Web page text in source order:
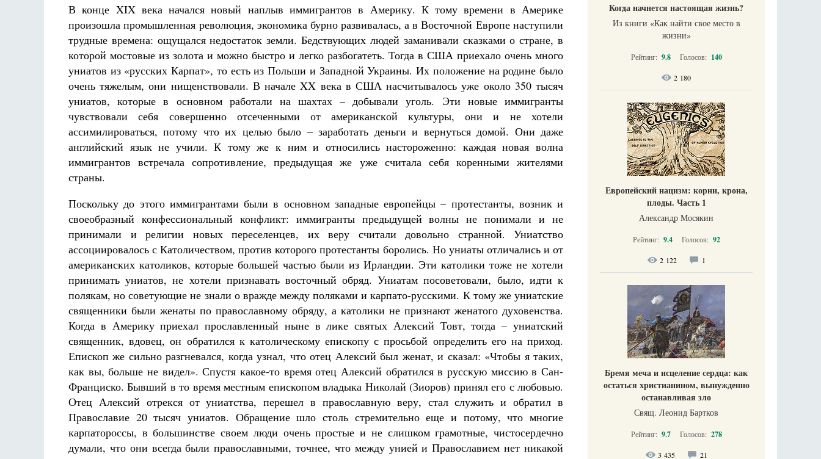
В конце XIX века начался новый наплыв иммигрантов в Америку. К тому времени в Америке
произошла промышленная революция, экономика бурно развивалась, а в Восточной Европе наступили
трудные времена: ощущался недостаток земли. Бедствующих людей заманивали сказками о стране, в
которой мостовые из золота и можно быстро и легко разбогатеть. Тогда в США приехало очень много
униатов из «русских Карпат», то есть из Польши и Западной Украины. Их положение на родине было
очень тяжелым, они нищенствовали. В начале XX века в США насчитывалось уже около 350 тысяч
униатов, которые в основном работали на шахтах – добывали уголь. Эти новые иммигранты
чувствовали себя совершенно отсеченными от американской культуры, они и не хотели
ассимилироваться, потому что их целью было – заработать деньги и вернуться домой. Они даже
английский язык не учили. К тому же к ним и относились настороженно: каждая новая волна
иммигрантов встречала сопротивление, предыдущая же уже считала себя коренными жителями
страны.
Поскольку до этого иммигрантами были в основном западные европейцы – протестанты, возник и
своеобразный конфессиональный конфликт: иммигранты предыдущей волны не понимали и не
принимали и религии новых переселенцев, их веру считали довольно странной. Униатство
ассоциировалось с Католичеством, против которого протестанты боролись. Но униаты отличались и от
американских католиков, которые большей частью были из Ирландии. Эти католики тоже не хотели
принимать униатов, не хотели признавать восточный обряд. Униатам посоветовали, было, идти к
полякам, но советующие не знали о вражде между поляками и карпато-русскими. К тому же униатские
священники были женаты по православному обряду, а католики не признают женатого духовенства.
Когда в Америку приехал прославленный ныне в лике святых Алексий Товт, тогда – униатский
священник, вдовец, он обратился к католическому епископу с просьбой определить его на приход.
Епископ же сильно разгневался, когда узнал, что отец Алексий был женат, и сказал: «Чтобы я таких,
как вы, больше не видел». Спустя какое-то время отец Алексий обратился в русскую миссию в Сан-
Франциско. Бывший в то время местным епископом владыка Николай (Зиоров) принял его с любовью.
Отец Алексий отрекся от униатства, перешел в православную веру, стал служить и обратил в
Православие 20 тысяч униатов. Обращение шло столь стремительно еще и потому, что многие
карпатороссы, в большинстве своем люди очень простые и не слишком грамотные, чистосердечно
думали, что они всегда были православными, точнее, что между унией и Православием нет никакой
Когда начнется настоящая жизнь?
Из книги «Как найти свое место в
жизни​»
Рейтинг: 9.8 Голосов: 140
2 180
Европейский нацизм: корни, крона,
плоды. Часть 1
Александр Мосякин
Рейтинг: 9.4 Голосов: 92
2 122 1
Бремя меча и исцеление сердца: как
остаться христианином, вынужденно
останавливая зло
Свящ. Леонид Бартков
Рейтинг: 9.7 Голосов: 278
3 435 21